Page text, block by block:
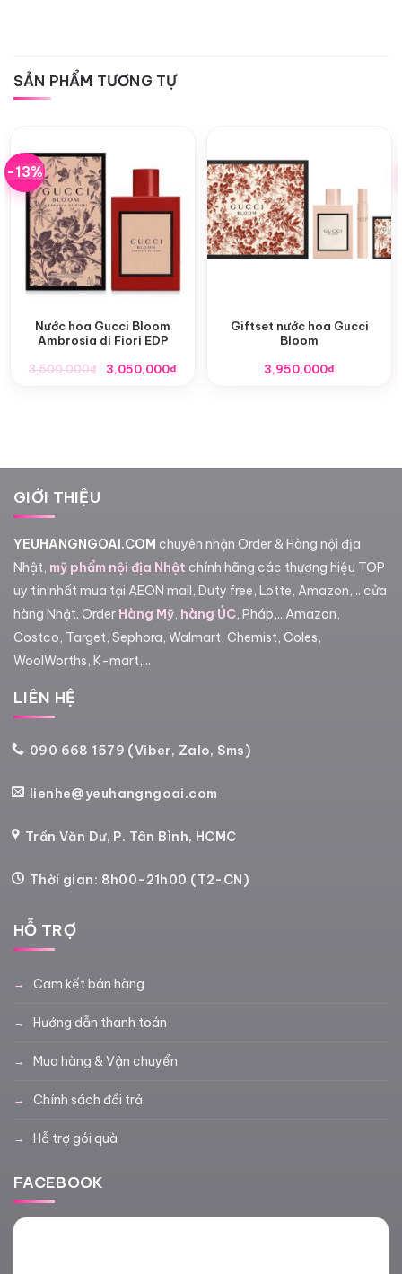
SẢN PHẨM TƯƠNG TỰ
-13%
Nước hoa Gucci Bloom
Ambrosia di Fiori EDP
3,500,000₫
Giá
3,050,000₫Giá
Giftset nước hoa Gucci
Bloom
3,950,000₫
GIỚI THIỆU
YEUHANGNGOAI.COM chuyên nhận Order & Hàng nội địa
Nhật, mỹ phẩm nội địa Nhật chính hãng các thương hiệu TOP
uy tín nhất mua tại AEON mall, Duty free, Lotte, Amazon,... cửa
hàng Nhật. Order Hàng Mỹ, hàng ÚC, Pháp,...Amazon,
Costco, Target, Sephora, Walmart, Chemist, Coles,
WoolWorths, K-mart,...
LIÊN HỆ
090 668 1579 (Viber, Zalo, Sms)
lienhe@yeuhangngoai.com
Trần Văn Dư, P. Tân Bình, HCMC
Thời gian: 8h00-21h00 (T2-CN)
HỖ TRỢ
Cam kết bán hàng
Hướng dẫn thanh toán
Mua hàng & Vận chuyển
Chính sách đổi trả
Hỗ trợ gói quà
FACEBOOK